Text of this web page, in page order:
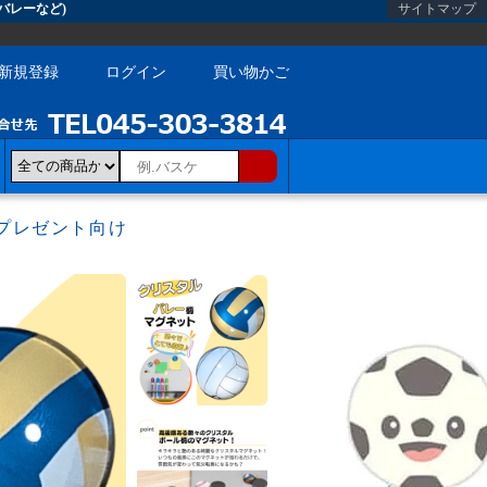
レーなど) サイトマップ
規登録 ログイン 買い物かご
ゼント向け